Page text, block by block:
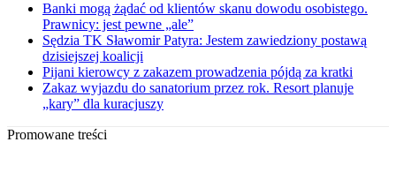
Banki mogą żądać od klientów skanu dowodu osobistego.
Prawnicy: jest pewne „ale”
Sędzia TK Sławomir Patyra: Jestem zawiedziony postawą
dzisiejszej koalicji
Pijani kierowcy z zakazem prowadzenia pójdą za kratki
Zakaz wyjazdu do sanatorium przez rok. Resort planuje
„kary” dla kuracjuszy
Promowane treści